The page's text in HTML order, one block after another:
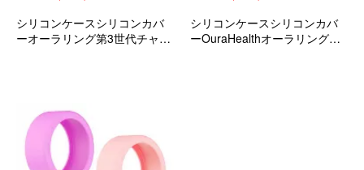
シリコンケースシリコンカバ
ーオーラリング第3世代チャー
シリコンケースシリコンカバ
ーOuraHealthオーラリングス